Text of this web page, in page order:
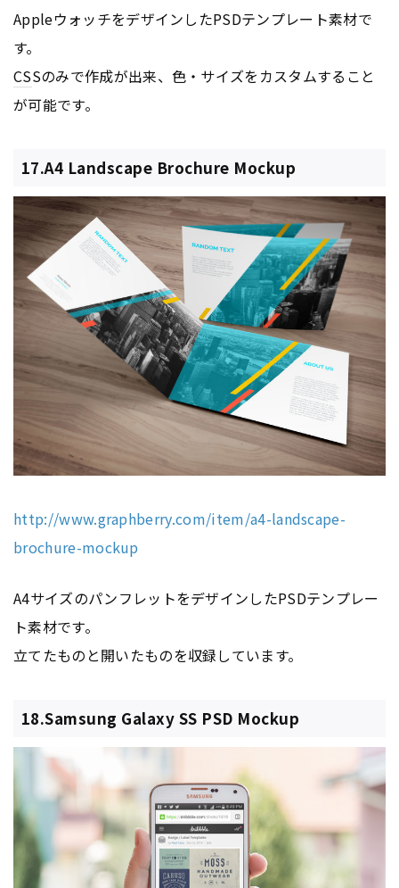
AppleウォッチをデザインしたPSDテンプレート素材で
す。
CSSのみで作成が出来、色・サイズをカスタムすること
が可能です。
17.A4 Landscape Brochure Mockup
http://www.graphberry.com/item/a4-landscape-
brochure-mockup
A4サイズのパンフレットをデザインしたPSDテンプレー
ト素材です。
立てたものと開いたものを収録しています。
18.Samsung Galaxy SS PSD Mockup